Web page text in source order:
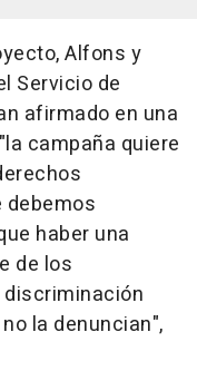
Alfons y
Servicio de
afirmado en una
campaña quiere
haber una
de los
la denuncian",